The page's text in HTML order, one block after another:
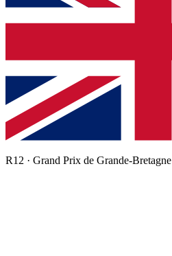
R12 · Grand Prix de Grande-Bretagne